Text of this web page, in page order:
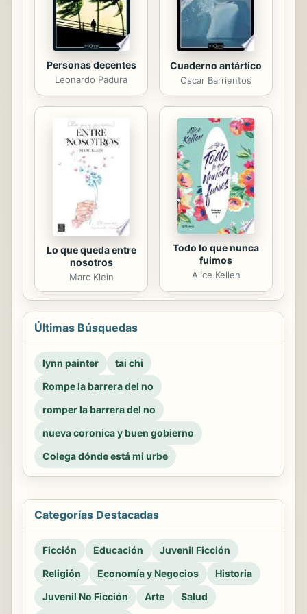
deciden seguir...
Personas decentes
Leonardo Padura
Cuaderno antártico
Oscar Barrientos
Lo que queda entre
nosotros
Marc Klein
Todo lo que nunca
fuimos
Alice Kellen
Últimas Búsquedas
lynn painter
tai chi
Rompe la barrera del no
romper la barrera del no
nueva coronica y buen gobierno
Colega dónde está mi urbe
Categorías Destacadas
Ficción Educación
Juvenil Ficción
Religión
Economía y Negocios
Historia
Juvenil No Ficción
Arte
Salud